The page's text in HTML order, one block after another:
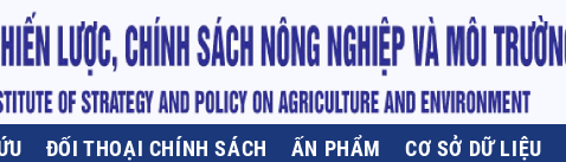
ĐỐI THOẠI CHÍNH SÁCH ẤN PHẨM CƠ SỞ DỮ LIỆU